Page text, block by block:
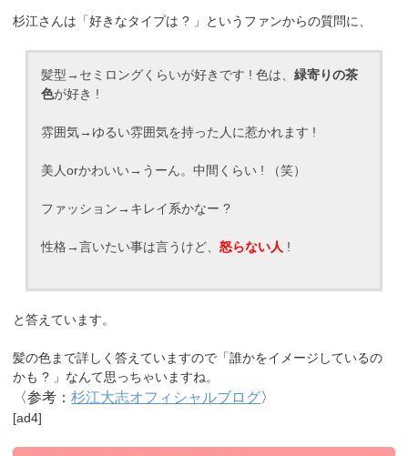
杉江さんは「好きなタイプは ? 」というファンからの質問に、
髪型→セミロングくらいが好きです ! 色は、緑寄りの茶
色が好き !
雰囲気→ゆるい雰囲気を持った人に惹かれます !
美人orかわいい→うーん。中間くらい ! （笑）
ファッション→キレイ系かなー ?
性格→言いたい事は言うけど、怒らない人 !
と答えています。
髪の色まで詳しく答えていますので「誰かをイメージしているの
かも ? 」なんて思っちゃいますね。
〈参考：杉江大志オフィシャルブログ〉
[ad4]